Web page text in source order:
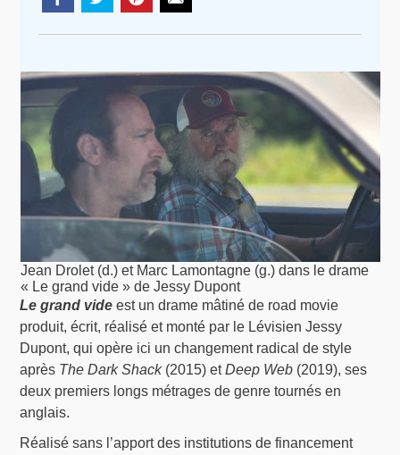
Jean Drolet (d.) et Marc Lamontagne (g.) dans le drame
« Le grand vide » de Jessy Dupont
Le grand vide est un drame mâtiné de road movie
produit, écrit, réalisé et monté par le Lévisien Jessy
Dupont, qui opère ici un changement radical de style
après The Dark Shack(2015) etDeep Web (2019), ses
deux premiers longs métrages de genre tournés en
anglais.
Réalisé sans l’apport des institutions de financement